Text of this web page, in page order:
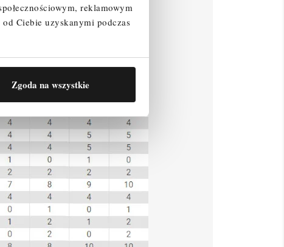
reklamowym
Ciebie uzyskanymi podczas
Zgoda na wszystkie